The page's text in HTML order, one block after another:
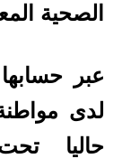
الصحية
عبر
لدى
حاليا